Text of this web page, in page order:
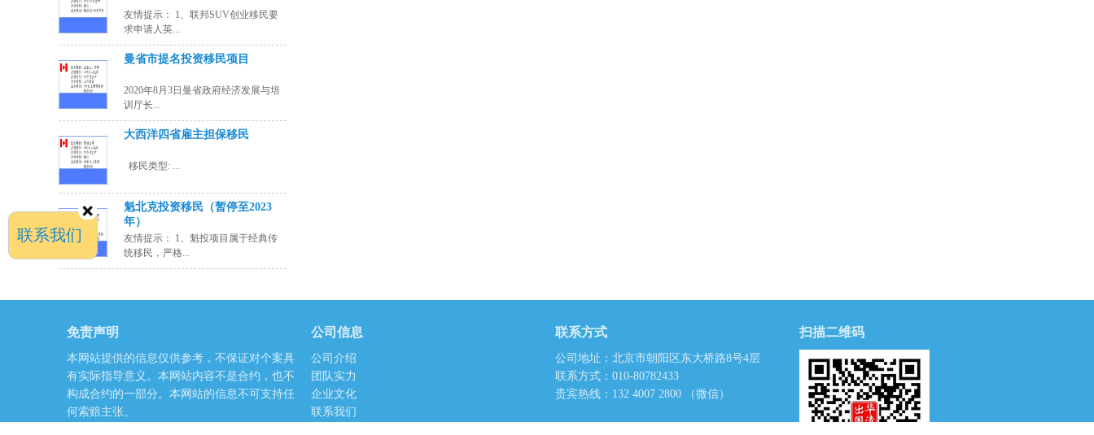
友情提示： 1、联邦SUV创业移民要
求申请人英...
曼省市提名投资移民项目
2020年8月3日曼省政府经济发展与培
训厅长...
大西洋四省雇主担保移民
移民类型: ...
魁北克投资移民（暂停至2023
年）
友情提示： 1、魁投项目属于经典传
统移民，严格...
免责声明
本网站提供的信息仅供参考，不保证对个案具
有实际指导意义。本网站内容不是合约，也不
构成合约的一部分。本网站的信息不可支持任
何索赔主张。
公司信息
公司介绍
团队实力
企业文化
联系我们
联系方式
公司地址：北京市朝阳区东大桥路8号4层
联系方式：010-80782433
贵宾热线：132 4007 2800 （微信）
扫描二维码
联系我们